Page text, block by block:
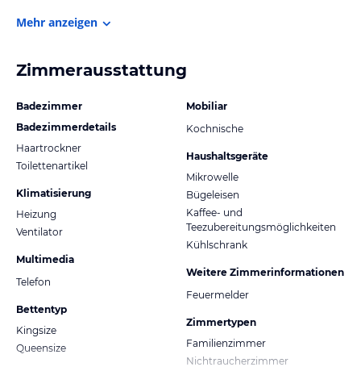
Mehr anzeigen
Zimmerausstattung
Badezimmer
Badezimmerdetails
Haartrockner
Toilettenartikel
Klimatisierung
Heizung
Ventilator
Multimedia
Telefon
Bettentyp
Kingsize
Queensize
Mobiliar
Kochnische
Haushaltsgeräte
Mikrowelle
Bügeleisen
Kaffee- und
Teezubereitungsmöglichkeiten
Kühlschrank
Weitere Zimmerinformationen
Feuermelder
Zimmertypen
Familienzimmer
Nichtraucherzimmer